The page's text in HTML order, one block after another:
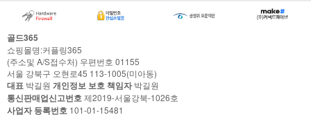
골드365
쇼핑몰명:커플링365
(주소및 A/S접수처) 우편번호 01155
서울 강북구 오현로45 113-1005(미아동)
대표 박길원 개인정보 보호 책임자박길원
통신판매업신고번호제2019-서울강북-1026호
사업자 등록번호 101-01-15481